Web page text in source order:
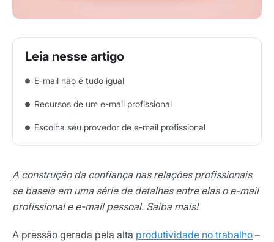
E-mail não é tudo igual
Recursos de um e-mail profissional
Escolha seu provedor de e-mail profissional
A construção da confiança nas relações profissionais
se baseia em uma série de detalhes entre elas o e-mail
profissional e e-mail pessoal. Saiba mais!
A pressão gerada pela alta produtividade no trabalho –